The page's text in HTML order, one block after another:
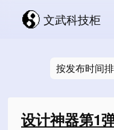
文武科技柜
按发布时间
设计神器第1